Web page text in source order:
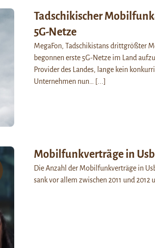
Tadschikischer
5G-Netze
MegaFon, Tadschikistans drittgrößter
begonnen erste 5G-Netze im Land
Provider des Landes, lange kein
Unternehmen nun…
[...]
Mobilfunkverträge in
Die Anzahl der Mobilfunkverträge in
sank vor allem zwischen 2011 und